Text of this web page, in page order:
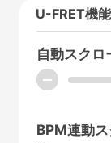
U-FRET機能
自動スクロ
ー
BPM連動